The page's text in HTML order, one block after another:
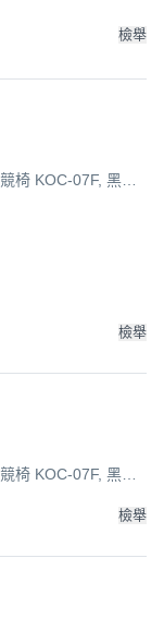
檢舉
椅 KOC-07F, 黑配
檢舉
椅 KOC-07F, 黑配
檢舉